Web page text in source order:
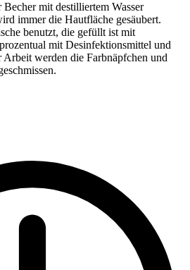
mit destilliertem Wasser
immer die Hautfläche gesäubert.
benutzt, die gefüllt ist mit
mit Desinfektionsmittel und
werden die Farbnäpfchen und